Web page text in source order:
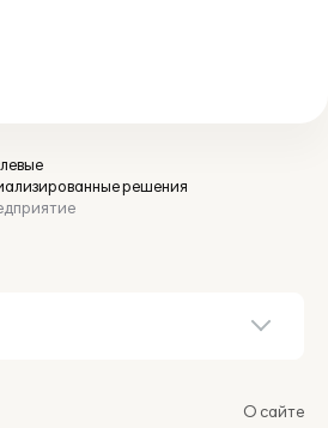
решения
О сайте